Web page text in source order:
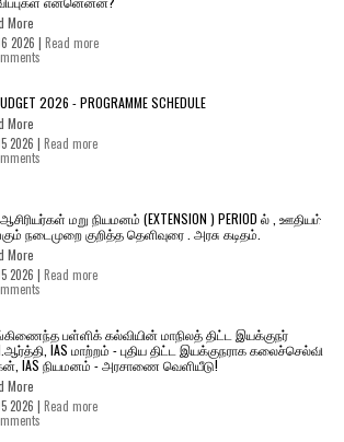
More
2026 | Read more
2026 - PROGRAMME SCHEDULE
More
2026 | Read more
மறு நியமனம் (EXTENSION ) PERIOD ல் , ஊதியம்
நடைமுறை குறித்த தெளிவுரை . அரசு கடிதம்.
More
2026 | Read more
பள்ளிக் கல்வியின் மாநிலத் திட்ட இயக்குநர்
IAS மாற்றம் - புதிய திட்ட இயக்குநராக கலைச்செல்வி
IAS நியமனம் - அரசாணை வெளியீடு!
More
2026 | Read more